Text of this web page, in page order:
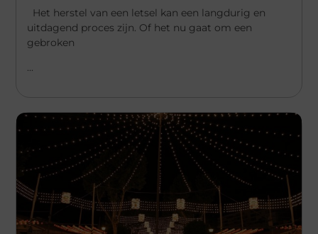
Het herstel van een letsel kan een langdurig en
uitdagend proces zijn. Of het nu gaat om een
gebroken
...